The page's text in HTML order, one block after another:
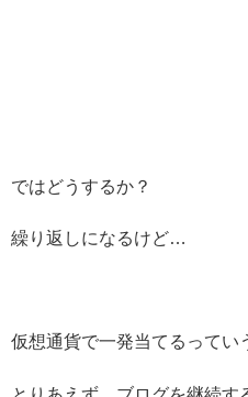
ではどうするか？
繰り返しになるけど…
仮想通貨で一発当てるってい